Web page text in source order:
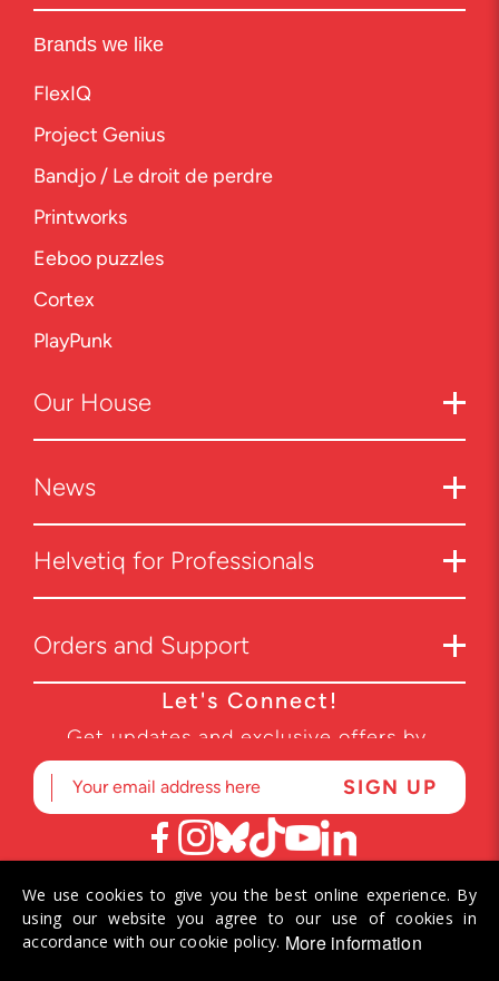
Brands we like
FlexIQ
Project Genius
Bandjo / Le droit de perdre
Printworks
Eeboo puzzles
Cortex
PlayPunk
Our House
News
Helvetiq for Professionals
Orders and Support
Let's Connect!
Get updates and exclusive offers by
subscribing to our newsletter.
© 2026 Helvetiq SA. All rights reserved.
We use cookies to give you the best online experience. By
using our website you agree to our use of cookies in
accordance with our cookie policy. More information